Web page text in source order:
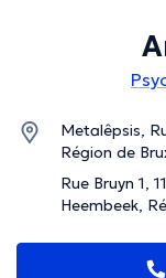
Metalêpsis,
Région de
Rue Bruyn 1,
Heembeek,